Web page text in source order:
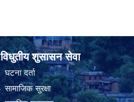
विधुतीय शुसासन सेवा
घटना दर्ता
सामाजिक सुरक्षा